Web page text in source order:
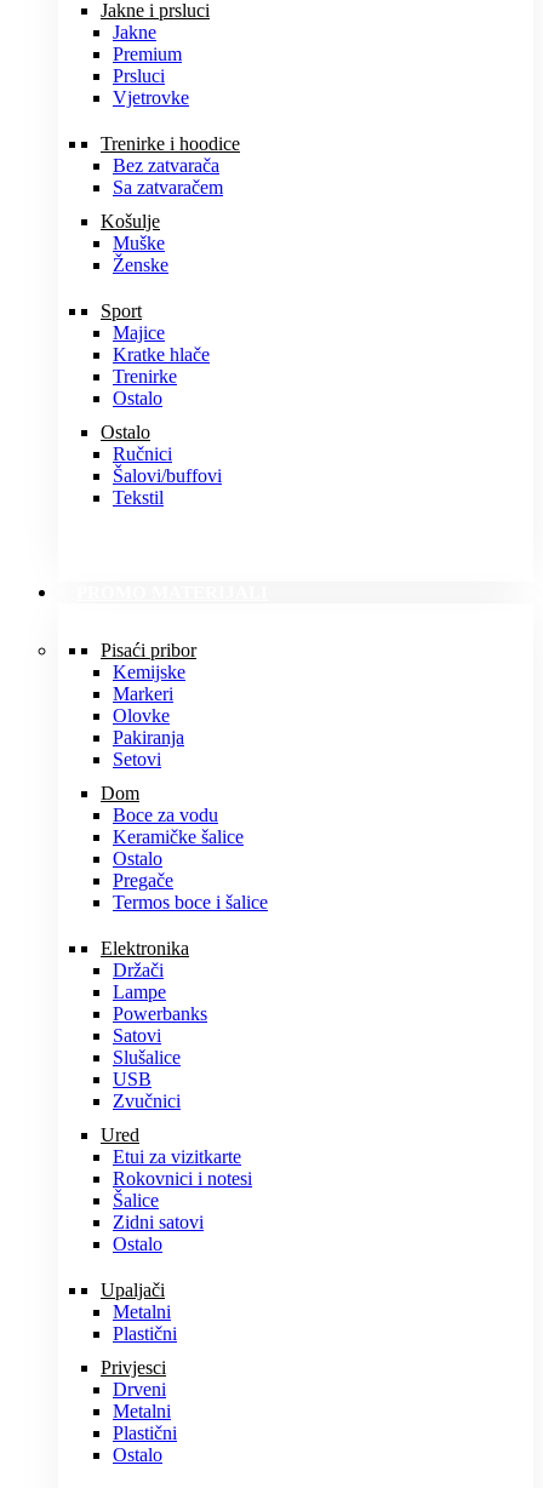
Jakne i prsluci
Jakne
Premium
Prsluci
Vjetrovke
Trenirke i hoodice
Bez zatvarača
Sa zatvaračem
Košulje
Muške
Ženske
Sport
Majice
Kratke hlače
Trenirke
Ostalo
Ostalo
Ručnici
Šalovi/buffovi
Tekstil
Pisaći pribor
Kemijske
Markeri
Olovke
Pakiranja
Setovi
Dom
Boce za vodu
Keramičke šalice
Ostalo
Pregače
Termos boce i šalice
Elektronika
Držači
Lampe
Powerbanks
Satovi
Slušalice
USB
Zvučnici
Ured
Etui za vizitkarte
Rokovnici i notesi
Šalice
Zidni satovi
Ostalo
Upaljači
Metalni
Plastični
Privjesci
Drveni
Metalni
Plastični
Ostalo